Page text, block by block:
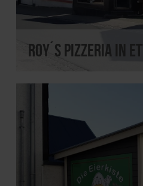
Roy´s Pizzeria in